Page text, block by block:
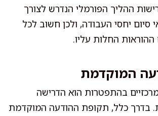
ההליך הפורמלי הנדרש לצורך
סיום יחסי העבודה, ולכן חשוב לכל
החלות עליו.
המוקדמת
בהתפטרות הוא הדרישה
בדרך כלל, תקופת ההודעה המוקדמת